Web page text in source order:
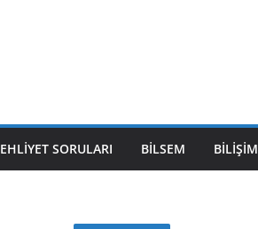
EHLIYET SORULARI BILSEM BILIŞIM